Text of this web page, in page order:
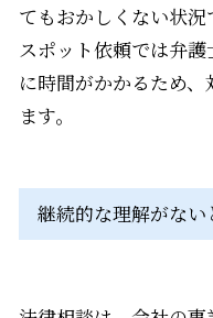
てもおかしくない状況
スポット依頼では弁
に時間がかかるため
ます。
継続的な理解がな